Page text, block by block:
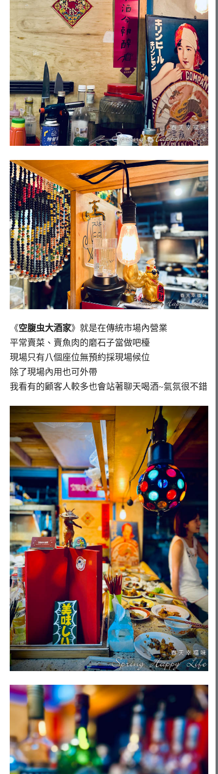
《空腹虫大酒家》就是在傳統市場內營業
平常賣菜、賣魚肉的磨石子當做吧檯
現場只有八個座位無預約採現場候位
除了現場內用也可外帶
我看有的顧客人較多也會站著聊天喝酒~氣氛很不錯